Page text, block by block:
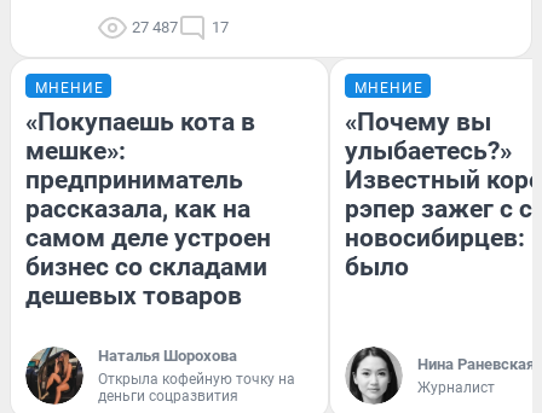
27 487 17
МНЕНИЕ
«Покупаешь кота в
мешке»:
предприниматель
рассказала, как на
самом деле устроен
бизнес со складами
дешевых товаров
Наталья Шорохова
Открыла кофейную точку на
деньги соцразвития
МНЕНИЕ
«Почему вы
улыбаетесь?»
Известный
рэпер зажег с
новосибирцев:
было
Нина Раневская
Журналист